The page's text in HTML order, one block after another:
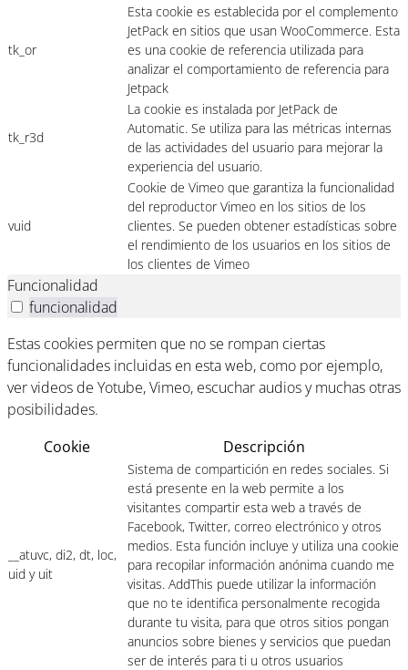
tk_or
Esta cookie es establecida por el complemento
JetPack en sitios que usan WooCommerce. Esta
es una cookie de referencia utilizada para
analizar el comportamiento de referencia para
Jetpack
tk_r3d
La cookie es instalada por JetPack de
Automatic. Se utiliza para las métricas internas
de las actividades del usuario para mejorar la
experiencia del usuario.
vuid
Cookie de Vimeo que garantiza la funcionalidad
del reproductor Vimeo en los sitios de los
clientes. Se pueden obtener estadísticas sobre
el rendimiento de los usuarios en los sitios de
los clientes de Vimeo
Funcionalidad
funcionalidad
Estas cookies permiten que no se rompan ciertas
funcionalidades incluidas en esta web, como por ejemplo,
ver videos de Yotube, Vimeo, escuchar audios y muchas otras
posibilidades.
Cookie
Descripción
__atuvc, di2, dt, loc,
uid y uit
Sistema de compartición en redes sociales. Si
está presente en la web permite a los
visitantes compartir esta web a través de
Facebook, Twitter, correo electrónico y otros
medios. Esta función incluye y utiliza una cookie
para recopilar información anónima cuando me
visitas. AddThis puede utilizar la información
que no te identifica personalmente recogida
durante tu visita, para que otros sitios pongan
anuncios sobre bienes y servicios que puedan
ser de interés para ti u otros usuarios